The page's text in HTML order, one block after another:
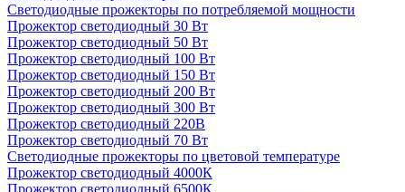
Светодиодные прожекторы по потребляемой мощности
Прожектор светодиодный 30 Вт
Прожектор светодиодный 50 Вт
Прожектор светодиодный 100 Вт
Прожектор светодиодный 150 Вт
Прожектор светодиодный 200 Вт
Прожектор светодиодный 300 Вт
Прожектор светодиодный 220В
Прожектор светодиодный 70 Вт
Светодиодные прожекторы по цветовой температуре
Прожектор светодиодный 4000К
Прожектор светодиодный 6500К